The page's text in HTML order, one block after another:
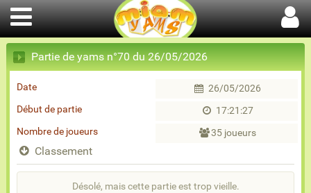
Partie de yams n°70 du 26/05/2026
Date
26/05/2026
Début de partie
17:21:27
Nombre de joueurs
35 joueurs
Classement
Désolé, mais cette partie est trop vieille.